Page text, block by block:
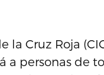
la Cruz Roja
a personas de